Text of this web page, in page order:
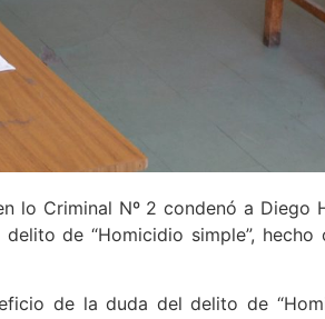
lo Criminal Nº 2 condenó a Diego
de “Homicidio simple”, hecho
de la duda del delito de